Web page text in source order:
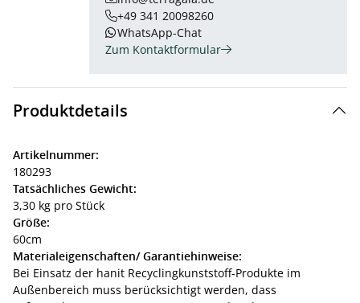
+49 341 20098260
WhatsApp-Chat
Zum Kontaktformular
Produktdetails
Artikelnummer:
180293
Tatsächliches Gewicht:
3,30 kg pro Stück
Größe:
60cm
Materialeigenschaften/ Garantiehinweise:
Bei Einsatz der hanit Recyclingkunststoff-Produkte im
Außenbereich muss berücksichtigt werden, dass